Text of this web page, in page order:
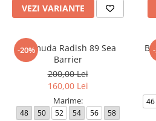
VEZI VARIANTE
-20%
Bermuda Radish 89 Sea
Barrier
200,00 Lei
160,00 Lei
Marime:
48 50 52 54 56 58
46